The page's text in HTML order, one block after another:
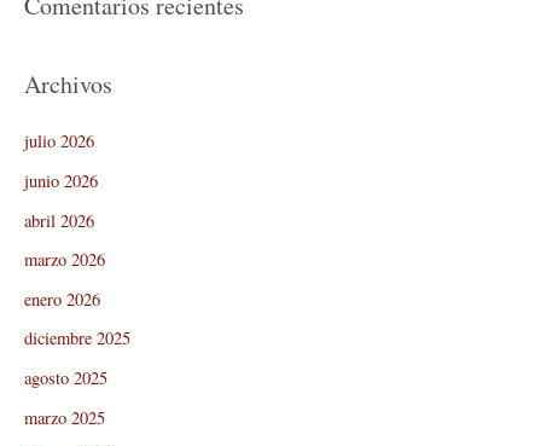
Archivos
julio 2026
junio 2026
abril 2026
marzo 2026
enero 2026
diciembre 2025
agosto 2025
marzo 2025